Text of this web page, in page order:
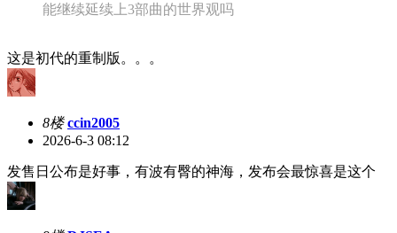
能继续延续上3部曲的世界观吗
这是初代的重制版。。。
8楼 ccin2005
2026-6-3 08:12
发售日公布是好事，有波有臀的神海，发布会最惊喜是这个